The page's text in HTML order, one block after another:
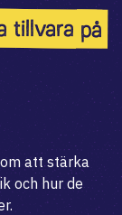
tillvara på
att stärka
och hur de